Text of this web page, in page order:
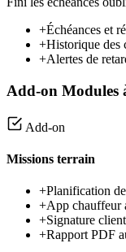
+Échéances et
+Historique des
+Alertes de
Add-on Modules
Add-on
Missions terrain
+Planification
+App chauffeur
+Signature
+Rapport PDF